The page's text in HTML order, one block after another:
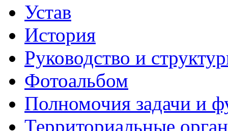
Устав
История
Руководство и
Фотоальбом
Полномочия задачи и
Территориальные